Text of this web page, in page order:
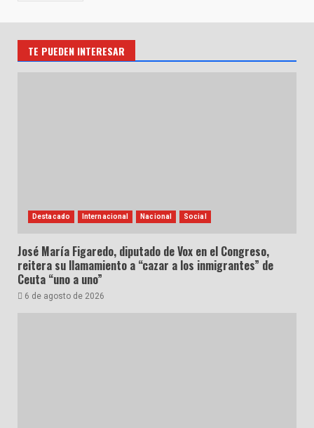
TE PUEDEN INTERESAR
Destacado Internacional Nacional Social
José María Figaredo, diputado de Vox en el Congreso,
reitera su llamamiento a “cazar a los inmigrantes” de
Ceuta “uno a uno”
6 de agosto de 2026